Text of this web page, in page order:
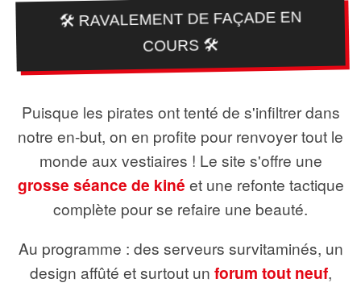
🛠️ RAVALEMENT DE FAÇADE EN
COURS 🛠️
Puisque les pirates ont tenté de s'infiltrer dans
notre en-but, on en profite pour renvoyer tout le
monde aux vestiaires ! Le site s'offre une
grosse séance de kiné et une refonte tactique
complète pour se refaire une beauté.
Au programme : des serveurs survitaminés, un
design affûté et surtout un forum tout neuf,